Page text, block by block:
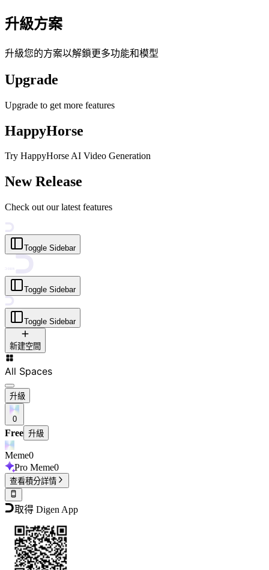
升級方案
升級您的方案以解鎖更多功能和模型
Upgrade
Upgrade to get more features
HappyHorse
Try HappyHorse AI Video Generation
New Release
Check out our latest features
Toggle Sidebar
Toggle Sidebar
Toggle Sidebar
新建空間
All Spaces
升級
0
Free 升級
Meme0
Pro Meme0
查看積分詳情
取得 Digen App